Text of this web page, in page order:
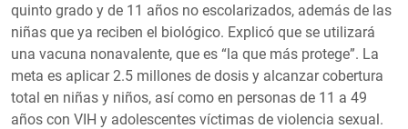
quinto grado y de 11 años no escolarizados, además de las
niñas que ya reciben el biológico. Explicó que se utilizará
una vacuna nonavalente, que es “la que más protege”. La
meta es aplicar 2.5 millones de dosis y alcanzar cobertura
total en niñas y niños, así como en personas de 11 a 49
años con VIH y adolescentes víctimas de violencia sexual.